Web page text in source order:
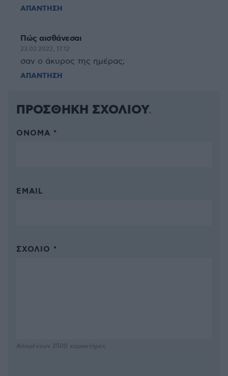
ΑΠΑΝΤΗΣΗ
Πώς αισθάνεσαι
23.02.2022, 17:12
σαν ο άκυρος της ημέρας;
ΑΠΑΝΤΗΣΗ
ΠΡΟΣΘΗΚΗ ΣΧΟΛΙΟΥ
ΌΝΟΜΑ *
EMAIL
ΣΧΌΛΙΟ *
Απομένουν 2500 χαρακτήρες